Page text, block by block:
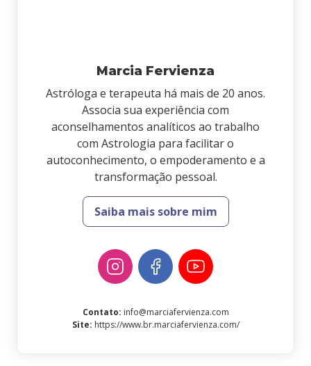
Marcia Fervienza
Astróloga e terapeuta há mais de 20 anos.
Associa sua experiência com
aconselhamentos analíticos ao trabalho
com Astrologia para facilitar o
autoconhecimento, o empoderamento e a
transformação pessoal.
Saiba mais sobre mim
Contato: info@marciafervienza.com
Site: https://www.br.marciafervienza.com/